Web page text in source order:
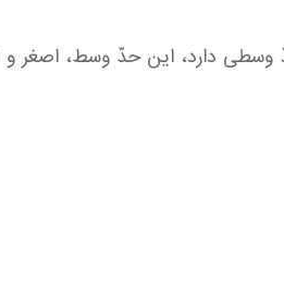
دارد، این حدّ وسط، اصغر و